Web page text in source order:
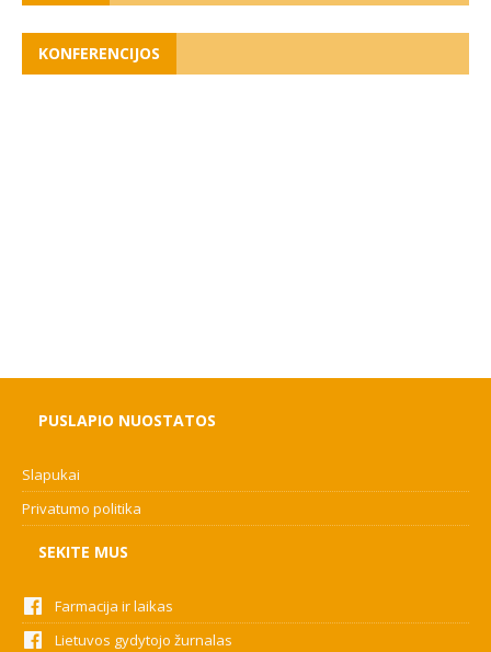
KONFERENCIJOS
PUSLAPIO NUOSTATOS
Slapukai
Privatumo politika
SEKITE MUS
Farmacija ir laikas
Lietuvos gydytojo žurnalas